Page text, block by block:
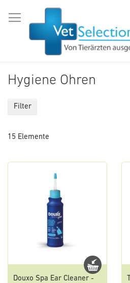
Inhalt
springen
Hygiene Ohren
15 Elemente
Douxo Spa Ear Cleaner -
Filter